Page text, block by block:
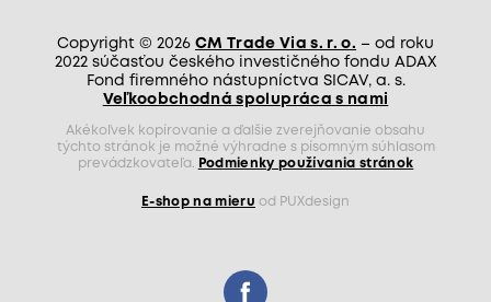
Copyright © 2026 CM Trade Via s. r. o. – od roku
2022 súčasťou českého investičného fondu ADAX
Fond firemného nástupníctva SICAV, a. s.
Veľkoobchodná spolupráca s nami
Akékoľvek kopírovanie a ďalšie zverejňovanie obsahu
týchto stránok je možné výhradne s písomným súhlasom
prevádzkovateľa.
Podmienky používania stránok
E-shop na mieru od PUXdesign